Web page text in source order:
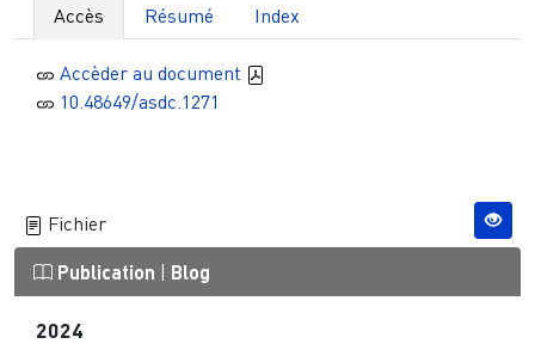
Accès Résumé Index
Accèder au document
10.48649/asdc.1271
Fichier
Publication Blog
2024